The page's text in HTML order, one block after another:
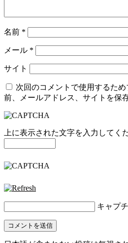
名前 *
メール *
サイト
次回のコメントで使用するた
前、メールアドレス、サイトを保
上に表示された文字を入力してく
キャプ